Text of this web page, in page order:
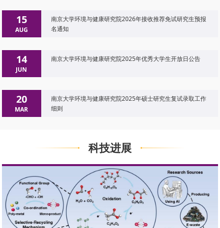
15
AUG
南京大学环境与健康研究院2026年接收推荐免试研究生预报
名通知
14
JUN
南京大学环境与健康研究院2025年优秀大学生开放日公告
20
MAR
南京大学环境与健康研究院2025年硕士研究生复试录取工作
细则
科技进展